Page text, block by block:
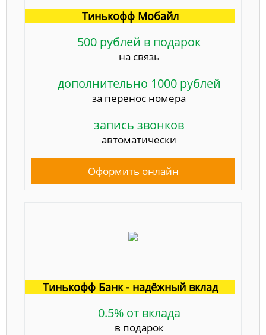
Тинькофф Мобайл
500 рублей в подарок
на связь
дополнительно 1000 рублей
за перенос номера
запись звонков
автоматически
Оформить онлайн
Тинькофф Банк - надёжный вклад
0.5% от вклада
в подарок